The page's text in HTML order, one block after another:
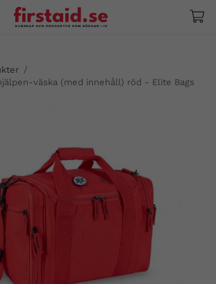
/
väska (med innehåll) röd - Elite Bags